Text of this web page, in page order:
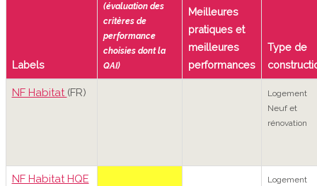
Labels
(évaluation des
critères de
performance
choisies dont la
QAI)
Meilleures
pratiques et
meilleures
performances
Type de
NF Habitat (FR)
Logement
Neuf et
rénovation
NF Habitat HQE
Logement